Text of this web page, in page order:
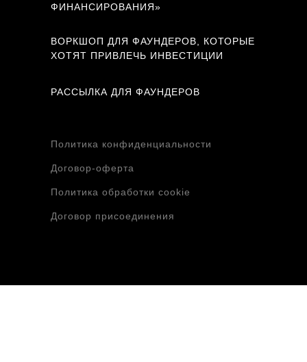
Договор присоединения
Политика обработки cookie
Договор-оферта
Политика конфиденциальности
ФИНАНСИРОВАНИЯ»
ВОРКШОП ДЛЯ ФАУНДЕРОВ, КОТОРЫЕ
ХОТЯТ ПРИВЛЕЧЬ ИНВЕСТИЦИИ
РАССЫЛКА ДЛЯ ФАУНДЕРОВ